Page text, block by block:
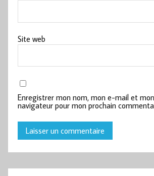
Site web
Enregistrer mon nom, mon e-mail et
navigateur pour mon prochain